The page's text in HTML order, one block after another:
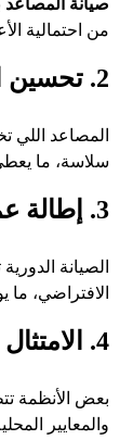
صيانة المصاعد
من احتمالية
2. تحسين الأداء
المصاعد اللي
سلاسة، ما
3. إطالة عمر المصعد
الصيانة
الافتراضي، ما
4. الامتثال للمعايير
بعض الأنظمة
والمعايير